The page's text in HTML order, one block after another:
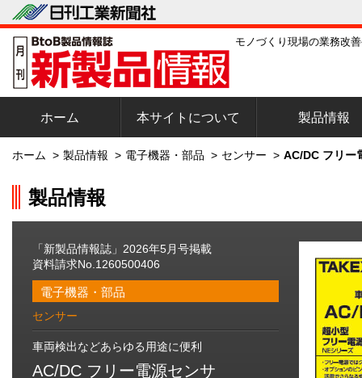
モノづくり現場の業務改
ホーム 本サイトについて 製品情報
ホーム > 製品情報 > 電子機器・部品 > センサー > AC/DC フリー
製品情報
「新製品情報誌」2026年5月号掲載
資料請求No.1260500406
電子機器・部品
センサー
車両検出などあらゆる用途に便利
AC/DC フリー電源センサ